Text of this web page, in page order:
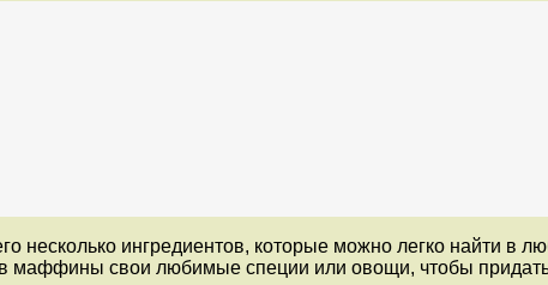
несколько ингредиентов, которые можно легко найти в
маффины свои любимые специи или овощи, чтобы